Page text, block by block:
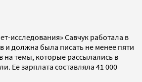
исследования» Савчук работала в
и должна была писать не менее пяти
на темы, которые рассылались в
Ее зарплата составляла 41 000